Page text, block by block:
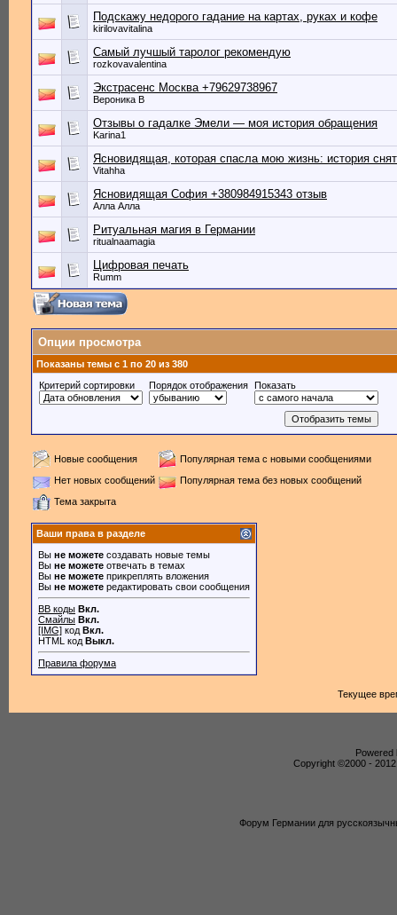
Подскажу недорого гадание на картах, руках и кофе
kirilovavitalina
Самый лучшый таролог рекомендую
rozkovavalentina
Экстрасенс Москва +79629738967
Вероника В
Отзывы о гадалке Эмели — моя история обращения
Karina1
Ясновидящая, которая спасла мою жизнь: история
Vitahha
Ясновидящая София +380984915343 отзыв
Алла Алла
Ритуальная магия в Германии
ritualnaamagia
Цифровая печать
Rumm
Опции просмотра
Показаны темы с 1 по 20 из 380
Критерий сортировки
Порядок отображения Показать
Новые сообщения
Популярная тема с новыми сообщениями
Нет новых сообщений
Популярная тема без новых сообщений
Тема закрыта
Ваши права в разделе
Вы не можете создавать новые темы
Вы не можете отвечать в темах
Вы не можете прикреплять вложения
Вы не можете редактировать свои сообщения
BB коды Вкл.
Смайлы Вкл.
[IMG] код Вкл.
HTML код Выкл.
Правила форума
Текущее
Powered
Copyright ©2000 -
Форум Германии для